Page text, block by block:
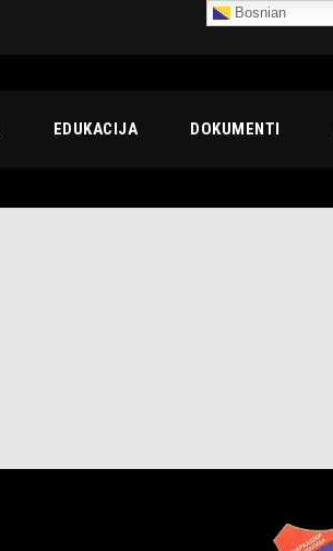
EDUKACIJA DOKUMENTI
Bosnian